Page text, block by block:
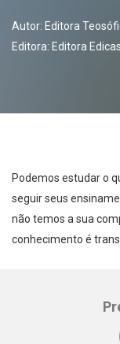
Autor: Editora
Editora: Editora
Podemos estudar o
seguir seus
não temos a sua
conhecimento é